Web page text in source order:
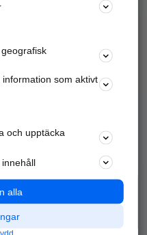
företaget
och annonsera mot
nära dig.
sökningar
som aktivt
och upptäcka
alla